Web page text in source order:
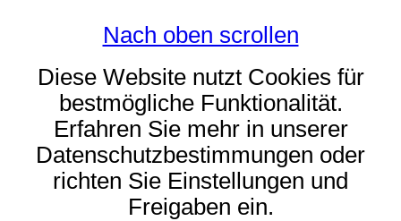
Nach oben scrollen
Diese Website nutzt Cookies für
bestmögliche Funktionalität.
Erfahren Sie mehr in unserer
Datenschutzbestimmungen oder
richten Sie Einstellungen und
Freigaben ein.